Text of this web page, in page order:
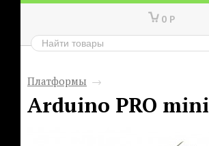
0 Р
Платформы →
Arduino PRO mini